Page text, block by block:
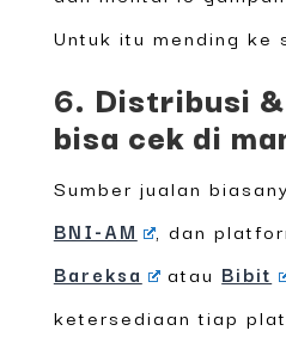
Untuk itu mending ke
6. Distribusi
bisa cek di
Sumber jualan
BNI-AM
, dan
Bareksa
atau Bibit
ketersediaan tiap